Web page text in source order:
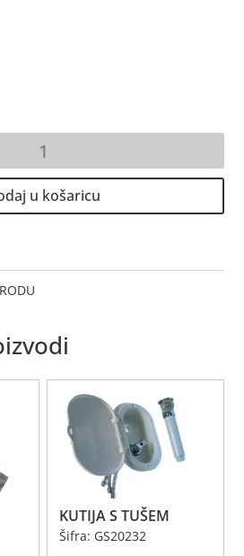
u košaricu
KUTIJA S TUŠEM
Šifra: GS20232